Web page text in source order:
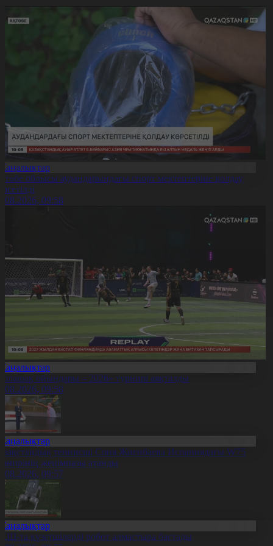
облысы аудандарындағы спорт мектептеріне қолдау
09:58
ойындары – 2026» турнирі аяқталды
09:58
теннисші Соня Жиенбаева Испаниядағы W75
жеңімпазы атанды
09:57
та күзетшілерді робот алмастыра бастады